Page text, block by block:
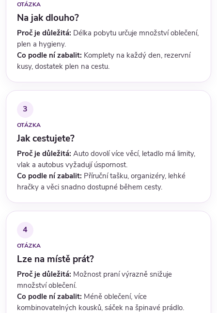
OTÁZKA
Na jak dlouho?
Proč je důležitá: Délka pobytu určuje množství oblečení,
plen a hygieny.
Co podle ní zabalit: Komplety na každý den, rezervní
kusy, dostatek plen na cestu.
3
OTÁZKA
Jak cestujete?
Proč je důležitá: Auto dovolí více věcí, letadlo má limity,
vlak a autobus vyžadují úspornost.
Co podle ní zabalit: Příruční tašku, organizéry, lehké
hračky a věci snadno dostupné během cesty.
4
OTÁZKA
Lze na místě prát?
Proč je důležitá: Možnost praní výrazně snižuje
množství oblečení.
Co podle ní zabalit: Méně oblečení, více
kombinovatelných kousků, sáček na špinavé prádlo.